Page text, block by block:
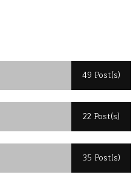
49 Post(s)
22 Post(s)
35 Post(s)